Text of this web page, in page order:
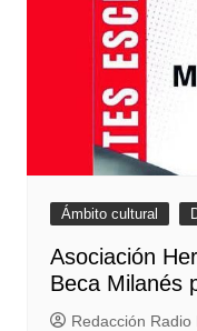
Ámbito cultural
Asociación
Beca Milanés
Redacción Radio